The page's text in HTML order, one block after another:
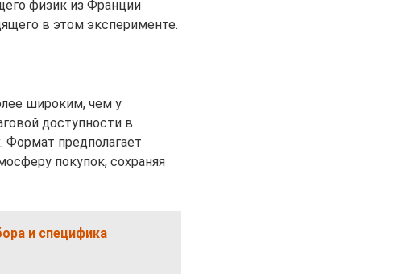
физик из Франции
в этом эксперименте.
широким, чем у
доступности в
Формат предполагает
покупок, сохраняя
и специфика